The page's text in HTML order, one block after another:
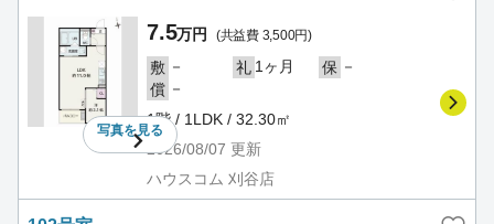
写真を見る
7.5万円 (共益費 3,500円)
敷 － 礼 1ヶ月 保 －
償 －
1階 / 1LDK / 32.30㎡
2026/08/07 更新
ハウスコム 刈谷店